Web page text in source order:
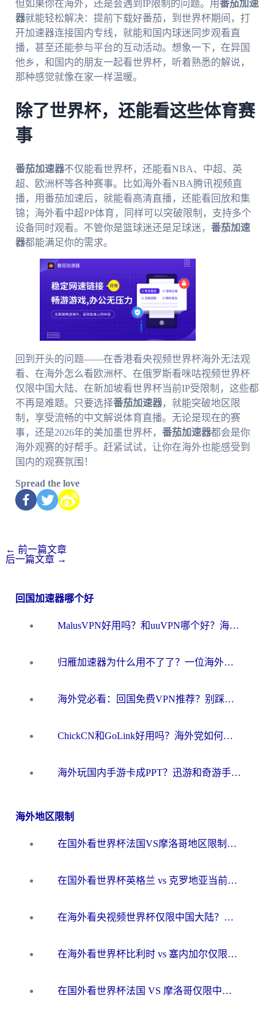
但如果你在海外，还是会遇到IP限制的问题。用番茄加速
器就能轻松解决：提前下载好番茄，到世界杯期间，打
开加速器连接国内专线，就能和国内球迷同步观看直
播，甚至还能参与平台的互动活动。想象一下，在异国
他乡，和国内的朋友一起看世界杯，听着熟悉的解说，
那种感觉就像在家一样温暖。
除了世界杯，还能看这些体育赛
事
番茄加速器不仅能看世界杯，还能看NBA、中超、英
超、欧洲杯等各种赛事。比如海外看NBA腾讯视频直
播，用番茄加速后，就能看高清直播，还能看回放和集
锦；海外看中超PP体育，同样可以突破限制，支持多个
设备同时观看。不管你是篮球迷还是足球迷， 番茄加速
器都能满足你的需求。
回到开头的问题——在香港看央视频世界杯海外无法观
看、在海外怎么看欧洲杯、在俄罗斯看咪咕视频世界杯
仅限中国大陆、在新加坡看世界杯当前IP受限制，这些都
不再是难题。只要选择番茄加速器，就能突破地区限
制，享受流畅的中文解说体育直播。无论是现在的赛
事，还是2026年的美加墨世界杯， 番茄加速器都会是你
海外观赛的好帮手。赶紧试试，让你在海外也能感受到
国内的观赛氛围！
Spread the love
← 前一篇文章
后一篇文章 →
回国加速器哪个好
MalusVPN好用吗？和uuVPN哪个好？海外党无缝访问国内资源的真实对比与选择指南
归雁加速器为什么用不了了？一位海外游子的真实困惑与技术解答
海外党必看：回国免费VPN推荐？别踩坑！教你选对加速器无缝刷国内资源
ChickCN和GoLink好用吗？海外党如何选对回国加速器
海外玩国内手游卡成PPT？迅游和奇游手游哪个好？一篇讲透回国加速器怎么选
海外地区限制
在国外看世界杯法国VS摩洛哥地区限制？这篇指南让你流畅看中文解说无压力
在国外看世界杯英格兰 vs 克罗地亚当前地区不可播放？这篇指南帮你搞定所有海外观赛难题
在海外看央视频世界杯仅限中国大陆？这篇指南帮你解锁中文解说+无卡顿直播
在海外看世界杯比利时 vs 塞内加尔仅限中国大陆？我找到了最流畅的中文解说之路
在国外看世界杯法国 VS 摩洛哥仅限中国大陆？海外党这样看中文解说赛事不卡顿